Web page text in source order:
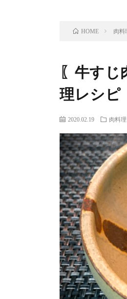
HOME 肉料
〖牛す
理レシ
2020.02.19 肉料理